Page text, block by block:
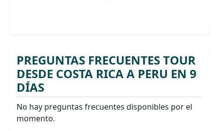
PREGUNTAS FRECUENTES TOUR
DESDE COSTA RICA A PERU EN 9
DÍAS
No hay preguntas frecuentes disponibles por el
momento.